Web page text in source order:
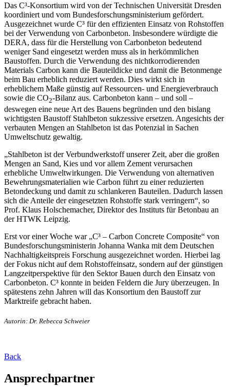
Das C³-Konsortium wird von der Technischen Universität Dresden
koordiniert und vom Bundesforschungsministerium gefördert.
Ausgezeichnet wurde C³ für den effizienten Einsatz von Rohstoffen
bei der Verwendung von Carbonbeton. Insbesondere würdigte die
DERA, dass für die Herstellung von Carbonbeton bedeutend
weniger Sand eingesetzt werden muss als in herkömmlichen
Baustoffen. Durch die Verwendung des nichtkorrodierenden
Materials Carbon kann die Bauteildicke und damit die Betonmenge
beim Bau erheblich reduziert werden. Dies wirkt sich in
erheblichem Maße günstig auf Ressourcen- und Energieverbrauch
sowie die CO2-Bilanz aus. Carbonbeton kann – und soll –
deswegen eine neue Art des Bauens begründen und den bislang
wichtigsten Baustoff Stahlbeton sukzessive ersetzen. Angesichts der
verbauten Mengen an Stahlbeton ist das Potenzial in Sachen
Umweltschutz gewaltig.
„Stahlbeton ist der Verbundwerkstoff unserer Zeit, aber die großen
Mengen an Sand, Kies und vor allem Zement verursachen
erhebliche Umweltwirkungen. Die Verwendung von alternativen
Bewehrungsmaterialien wie Carbon führt zu einer reduzierten
Betondeckung und damit zu schlankeren Bauteilen. Dadurch lassen
sich die Anteile der eingesetzten Rohstoffe stark verringern“, so
Prof. Klaus Holschemacher, Direktor des Instituts für Betonbau an
der HTWK Leipzig.
Erst vor einer Woche war „C³ – Carbon Concrete Composite“ von
Bundesforschungsministerin Johanna Wanka mit dem Deutschen
Nachhaltigkeitspreis Forschung ausgezeichnet worden. Hierbei lag
der Fokus nicht auf dem Rohstoffeinsatz, sondern auf der günstigen
Langzeitperspektive für den Sektor Bauen durch den Einsatz von
Carbonbeton. C³ konnte in beiden Feldern die Jury überzeugen. In
spätestens zehn Jahren will das Konsortium den Baustoff zur
Marktreife gebracht haben.
Autorin: Dr. Rebecca Schweier
Back
Ansprechpartner